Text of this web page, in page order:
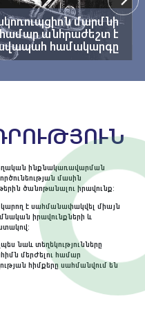
խորհուրդ
կարգը,
հասարակական
և ռոտացիայի կարգը
խորհուրդը, որի
իրականացումը
վարչությանը։
կանխարգելման
Կոռուպցիայի
ձևավորվեց 2019
մարմնի
համար անհրաժեշտ է
համակարգը
ինքնակառավարման
մասին
ծանոթանալու իրավունք:
կարող է սահմանափակվել միայն
իրավունքների և
նաև տեղեկությունները
մերժելու համար
հիմքերը սահմանվում են